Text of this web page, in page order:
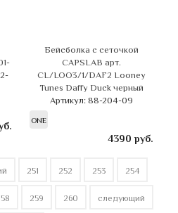
Бейсболка с сеточкой
CAPSLAB арт.
CL/LOO3/1/DAF2 Looney
Tunes Daffy Duck черный
Артикул: 88-204-09
ONE
4390 руб.
251 252 253 254
259 260 следующий